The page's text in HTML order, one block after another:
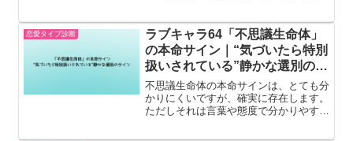
パターンもあるでしょう！最近は「ぬい
撮り」という文化の浸透か...
恋愛タイプ診断
ラブキャラ64「不思議生命体」
の本命サイン｜“気づいたら特別
扱いされている”静かな選別のサ
イン
不思議生命体の本命サインは、とても分
かりにくいですが、確実に存在します。
ただしそれは言葉や態度で分かりやすく